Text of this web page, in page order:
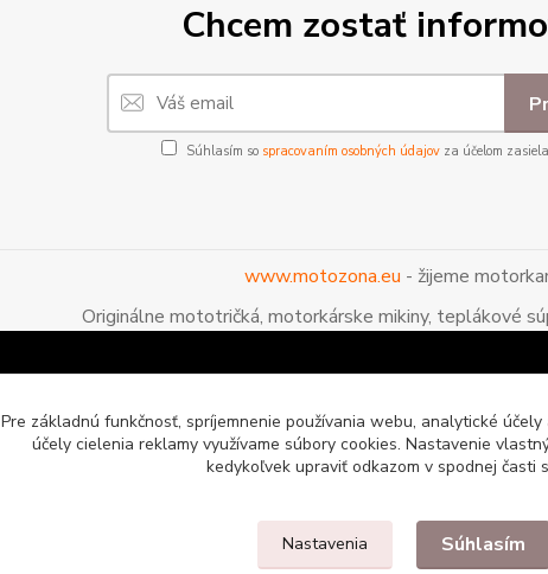
Chcem zostať
Súhlasím so spracovaním osobných údajov za účelom
www.motozona.eu - žijeme
Originálne mototričká, motorkárske mikiny, teplákové
Pre základnú funkčnosť, spríjemnenie používania webu, analytické
účely cielenia reklamy využívame súbory cookies. Nastavenie
kedykoľvek upraviť odkazom v spodnej časti
Nastavenia Súhlasím